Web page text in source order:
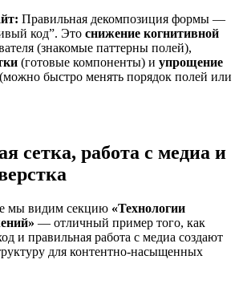
Правильная декомпозиция формы —
код”. Это снижение когнитивной
(знакомые паттерны полей),
(готовые компоненты) и упрощение
(можно быстро менять порядок полей или
сетка, работа с медиа и
мы видим секцию «Технологии
— отличный пример того, как
и правильная работа с медиа создают
для контентно-насыщенных